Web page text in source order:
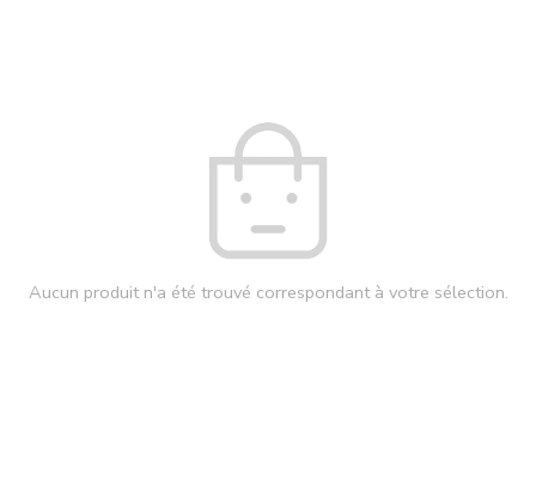
Aucun produit n'a été trouvé correspondant à votre sélection.